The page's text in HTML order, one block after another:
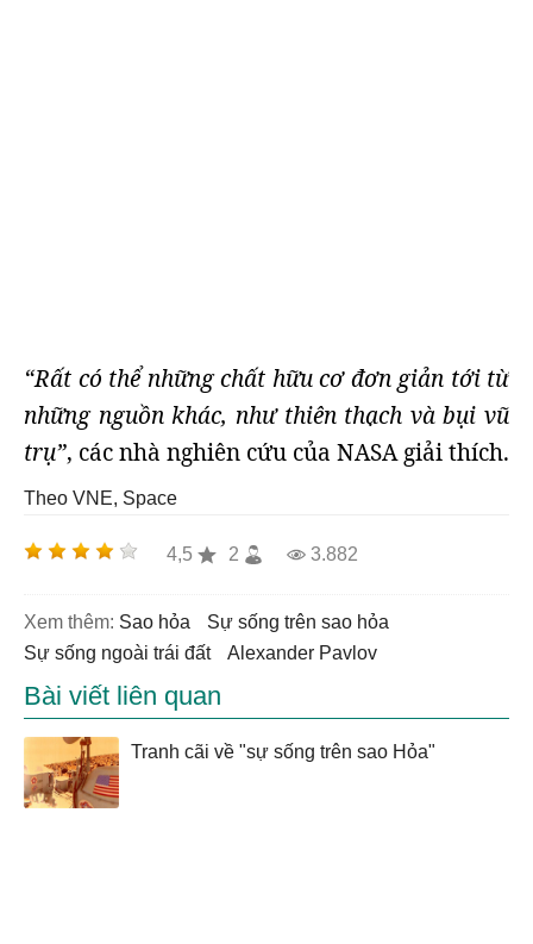
“Rất có thể những chất hữu cơ đơn giản tới từ
những nguồn khác, như thiên thạch và bụi vũ
trụ”, các nhà nghiên cứu của NASA giải thích.
Theo VNE, Space
4,5 2 3.882
Xem thêm: sao hỏa
sự sống trên sao hỏa
sự sống ngoài trái đất
Alexander Pavlov
Bài viết liên quan
Tranh cãi về "sự sống trên sao Hỏa"